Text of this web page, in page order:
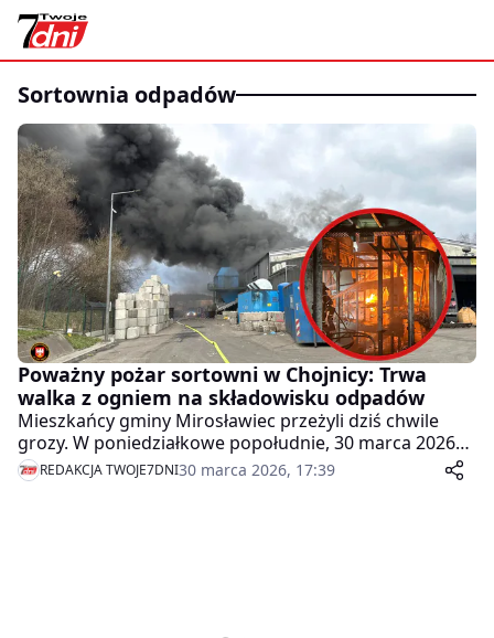
sortownia odpadów
Poważny pożar sortowni w Chojnicy: Trwa
walka z ogniem na składowisku odpadów
Mieszkańcy gminy Mirosławiec przeżyli dziś chwile
grozy. W poniedziałkowe popołudnie, 30 marca 2026
roku, nad miejscowością Chojnica wzbiły się kłęby
gęstego dymu. Strażacy od kilku godzin walczą z
REDAKCJA TWOJE7DNI30 marca 2026, 17:39